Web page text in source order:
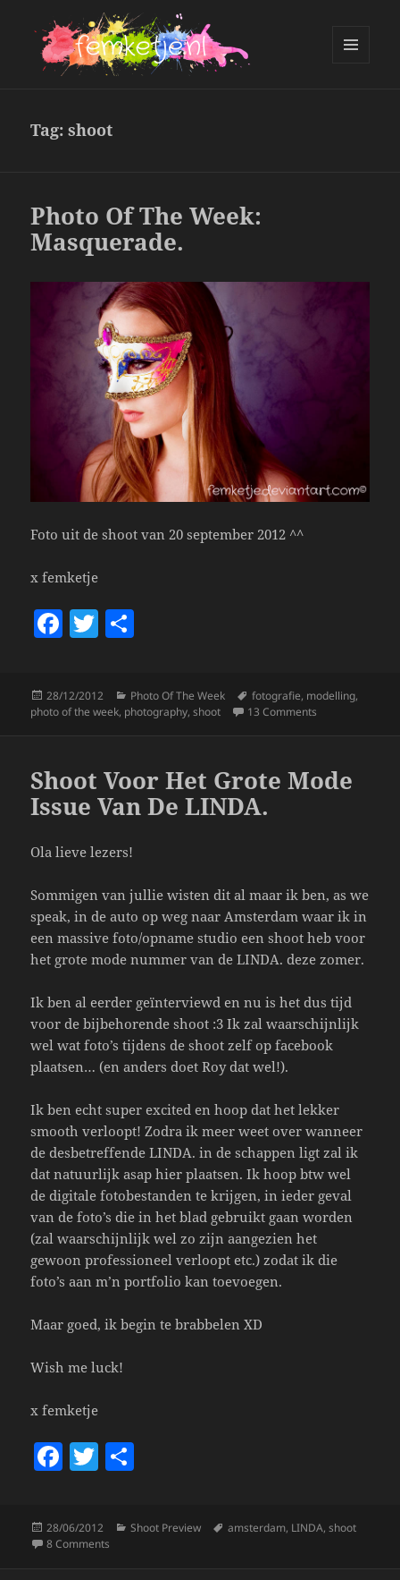
Tag:shoot
Photo Of The Week:
Masquerade.
Foto uit de shoot van 20 september 2012 ^^
x femketje
F
e
o
o
k
T
erre
Posted
on
28/12/2012 Categories
Photo Of The Week Tags
fotografie, modelling,
photo of the week, photography,shoot 13 Comments
Shoot Voor Het Grote Mode
Issue Van De LINDA.
Ola lieve lezers!
Sommigen van jullie wisten dit al maar ik ben, as we
speak, in de auto op weg naar Amsterdam waar ik in
een massive foto/opname studio een shoot heb voor
het grote mode nummer van de LINDA. deze zomer.
Ik ben al eerder geïnterviewd en nu is het dus tijd
voor de bijbehorende shoot :3 Ik zal waarschijnlijk
wel wat foto’s tijdens de shoot zelf op facebook
plaatsen… (en anders doet Roy dat wel!).
Ik ben echt super excited en hoop dat het lekker
smooth verloopt! Zodra ik meer weet over wanneer
de desbetreffende LINDA. in de schappen ligt zal ik
dat natuurlijk asap hier plaatsen. Ik hoop btw wel
de digitale fotobestanden te krijgen, in ieder geval
van de foto’s die in het blad gebruikt gaan worden
(zal waarschijnlijk wel zo zijn aangezien het
gewoon professioneel verloopt etc.) zodat ik die
foto’s aan m’n portfolio kan toevoegen.
Maar goed, ik begin te brabbelen XD
Wish me luck!
x femketje
F
c
e
T
itt
er
a
re
Posted
on
28/06/2012 Categories
Shoot Preview Tags
amsterdam, LINDA,shoot
8 Comments